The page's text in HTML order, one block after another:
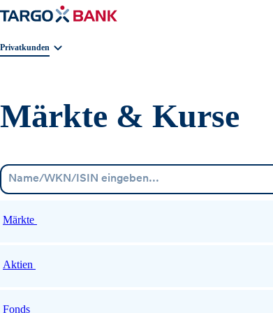
Geschäftsbereichnavigation. Aktuelle Auswahl:
Privatkunden
Märkte & Kurse
Märkte
Aktien
Fonds